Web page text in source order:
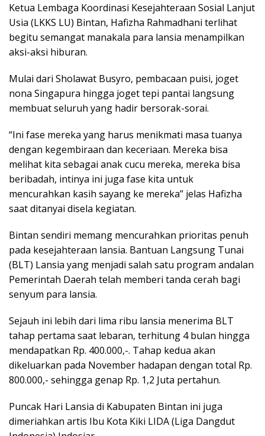
Ketua Lembaga Koordinasi Kesejahteraan Sosial Lanjut
Usia (LKKS LU) Bintan, Hafizha Rahmadhani terlihat
begitu semangat manakala para lansia menampilkan
aksi-aksi hiburan.
Mulai dari Sholawat Busyro, pembacaan puisi, joget
nona Singapura hingga joget tepi pantai langsung
membuat seluruh yang hadir bersorak-sorai.
“Ini fase mereka yang harus menikmati masa tuanya
dengan kegembiraan dan keceriaan. Mereka bisa
melihat kita sebagai anak cucu mereka, mereka bisa
beribadah, intinya ini juga fase kita untuk
mencurahkan kasih sayang ke mereka” jelas Hafizha
saat ditanyai disela kegiatan.
Bintan sendiri memang mencurahkan prioritas penuh
pada kesejahteraan lansia. Bantuan Langsung Tunai
(BLT) Lansia yang menjadi salah satu program andalan
Pemerintah Daerah telah memberi tanda cerah bagi
senyum para lansia.
Sejauh ini lebih dari lima ribu lansia menerima BLT
tahap pertama saat lebaran, terhitung 4 bulan hingga
mendapatkan Rp. 400.000,-. Tahap kedua akan
dikeluarkan pada November hadapan dengan total Rp.
800.000,- sehingga genap Rp. 1,2 Juta pertahun.
Puncak Hari Lansia di Kabupaten Bintan ini juga
dimeriahkan artis Ibu Kota Kiki LIDA (Liga Dangdut